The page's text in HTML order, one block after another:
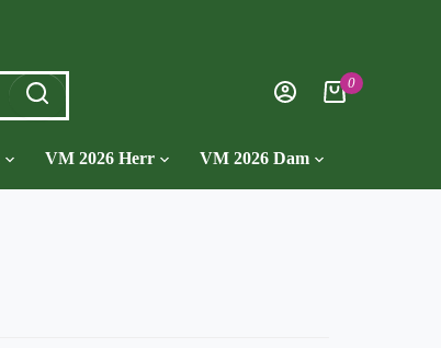
0
VM 2026 Herr VM 2026 Dam